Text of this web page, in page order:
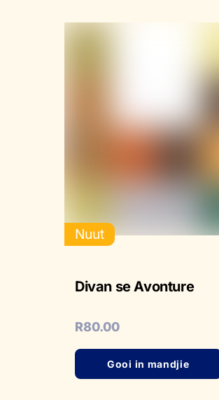
Nuut
Divan se Avonture
R80.00
Gooi in mandjie